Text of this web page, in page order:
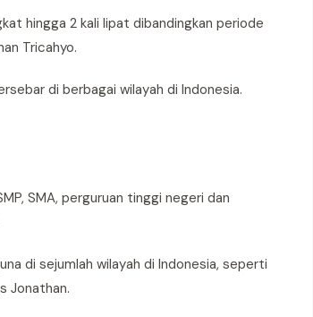
hingga 2 kali lipat dibandingkan periode
Tricahyo.
di berbagai wilayah di Indonesia.
SMA, perguruan tinggi negeri dan
di sejumlah wilayah di Indonesia, seperti
Jonathan.